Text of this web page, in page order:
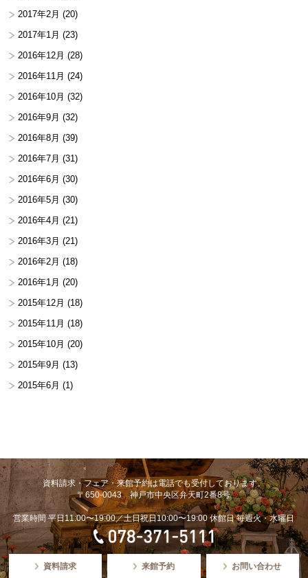
2017年2月 (20)
2017年1月 (23)
2016年12月 (28)
2016年11月 (24)
2016年10月 (32)
2016年9月 (32)
2016年8月 (39)
2016年7月 (31)
2016年6月 (30)
2016年5月 (30)
2016年4月 (21)
2016年3月 (21)
2016年2月 (18)
2016年1月 (20)
2015年12月 (18)
2015年11月 (18)
2015年10月 (20)
2015年9月 (13)
2015年6月 (1)
資料請求・フェア・来館予約は電話でも受付しております。
〒650-0043 神戸市中央区弁天町2番8号
営業時間 平日11:00〜19:00／土日祝日10:00〜19:00 休館日 毎週火・水曜日
資料請求 来館予約 お問い合わせ